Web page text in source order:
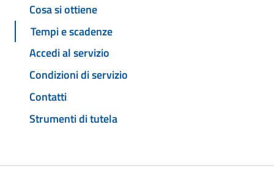
Cosa si ottiene
Tempi e scadenze
Accedi al servizio
Condizioni di servizio
Contatti
Strumenti di tutela